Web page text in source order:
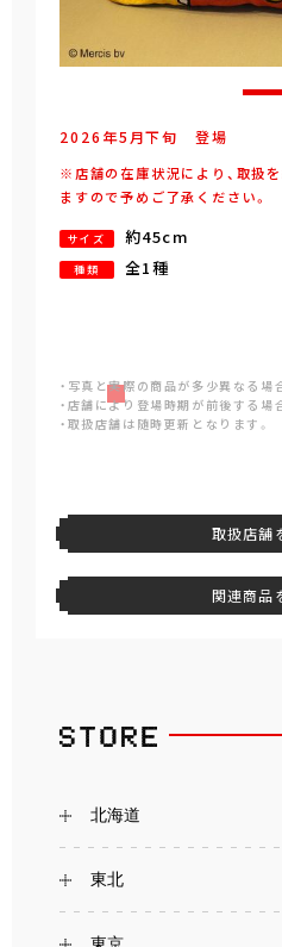
2026年5 月下旬 登場
※店舗の在庫状況により、取扱
ますので予めご了承ください。
サイズ 約45cm
種類 全1種
・写真と実際の商品が多少異なる場
・店舗により登場時期が前後する場
・取扱店舗は随時更新となります。
取扱店舗
関連商品
北海道
東北
東京